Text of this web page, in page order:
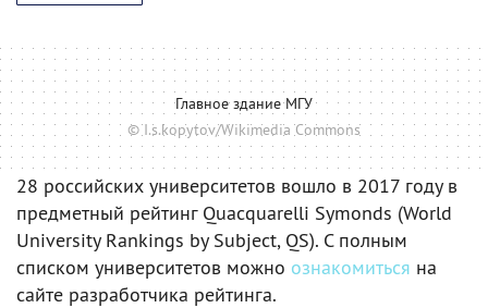
Главное здание МГУ
© I.s.kopytov/Wikimedia Commons
28 российских университетов вошло в 2017 году в
предметный рейтинг Quacquarelli Symonds (World
University Rankings by Subject, QS). С полным
списком университетов можно ознакомиться на
сайте разработчика рейтинга.